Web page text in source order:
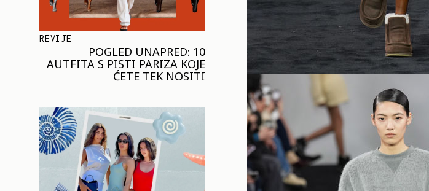
REVIJE
POGLED UNAPRED: 10
AUTFITA S PISTI PARIZA KOJE
ĆETE TEK NOSITI